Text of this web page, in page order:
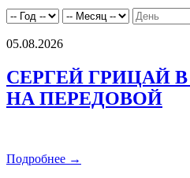
05.08.2026
СЕРГЕЙ ГРИЦАЙ
НА ПЕРЕДОВОЙ
Подробнее →